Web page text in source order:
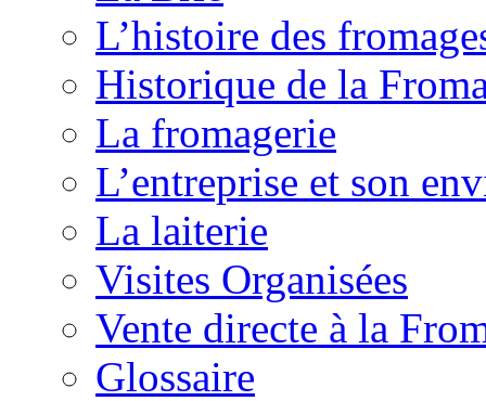
L’histoire des
Historique de la
La fromagerie
L’entreprise et son
La laiterie
Visites Organisées
Vente directe à la
Glossaire